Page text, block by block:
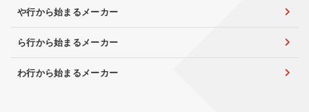
や行から始まるメーカー
ら行から始まるメーカー
わ行から始まるメーカー